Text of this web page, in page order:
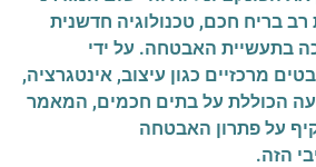
בריח חכם, טכנולוגיה חדשנית
בתעשיית האבטחה. על ידי
מרכזיים כגון עיצוב, אינטגרציה,
הכוללת על בתים חכמים, המאמר
על פתרון האבטחה
הזה.